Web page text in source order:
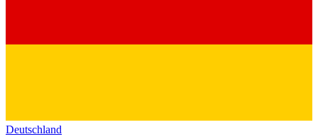
Deutschland